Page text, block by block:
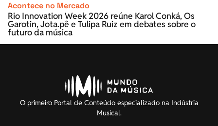
Acontece no Mercado
Rio Innovation Week 2026 reúne Karol Conká, Os
Garotin, Jota.pê e Tulipa Ruiz em debates sobre o
futuro da música
O primeiro Portal de Conteúdo especializado na Indústria
Musical.